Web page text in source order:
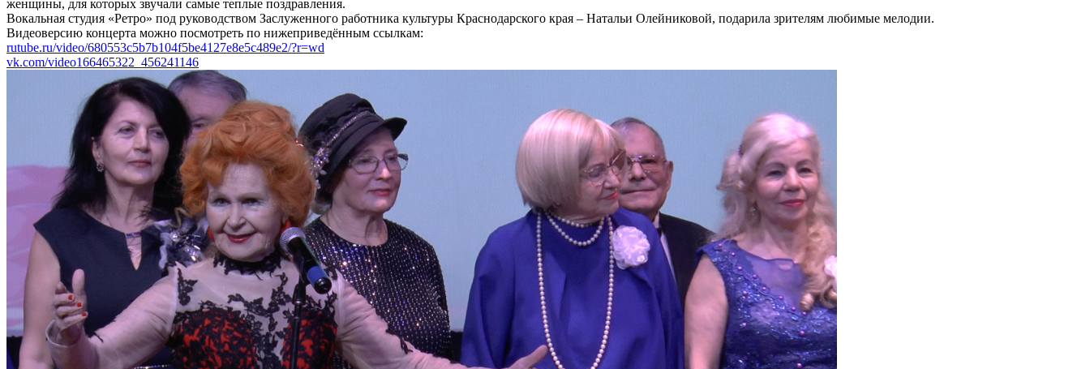
женщины, для которых звучали самые теплые поздравления.
Вокальная студия «Ретро» под руководством Заслуженного работника культуры Краснодарского края – Натальи Олейниковой, подарила зрителям любимые мелодии.
Видеоверсию концерта можно посмотреть по нижеприведённым ссылкам:
rutube.ru/video/680553c5b7b104f5be4127e8e5c489e2/?r=wd
vk.com/video166465322_456241146